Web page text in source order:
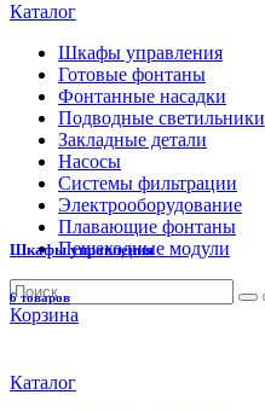
Каталог
Шкафы управления
Готовые фонтаны
Фонтанные насадки
Подводные светильники
Закладные детали
Насосы
Системы фильтрации
Электрооборудование
Плавающие фонтаны
Пешеходные модули
Корзина
Каталог
Шкафы управления
6 товаров